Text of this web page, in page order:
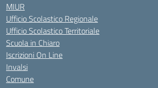
MIUR
Ufficio Scolastico Regionale
Ufficio Scolastico Territoriale
Scuola in Chiaro
Iscrizioni On Line
Invalsi
Comune